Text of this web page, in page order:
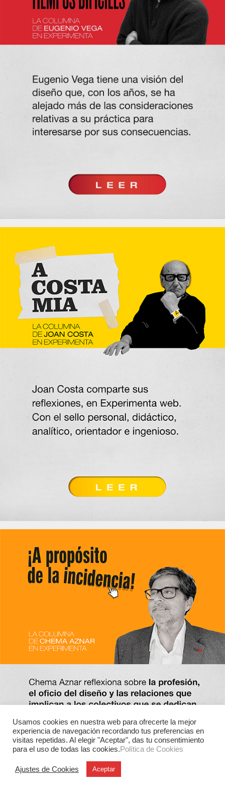
Usamos cookies en nuestra web para ofrecerte la mejor
experiencia de navegación recordando tus preferencias en
visitas repetidas. Al elegir "Aceptar", das tu consentimiento
para el uso de todas las cookies.Política de Cookies
Ajustes de Cookies Aceptar